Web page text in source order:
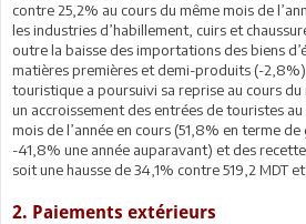
contre 25,2% au cours du même mois de
les industries d’habillement, cuirs et
outre la baisse des importations des biens
matières premières et demi-produits (-
touristique a poursuivi sa reprise au cours
un accroissement des entrées de touristes
mois de l’année en cours (51,8% en terme
-41,8% une année auparavant) et des
soit une hausse de 34,1% contre 519,2 MDT
2. Paiements extérieurs